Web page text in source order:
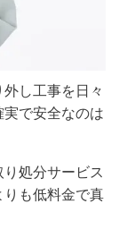
し工事を日々
で安全なのは
処分サービス
りも低料金で真